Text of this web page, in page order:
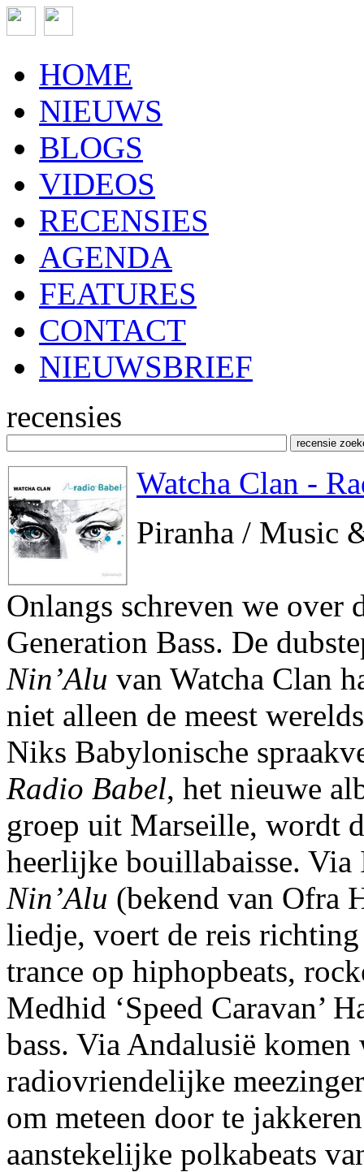
HOME
NIEUWS
BLOGS
VIDEOS
RECENSIES
AGENDA
FEATURES
CONTACT
NIEUWSBRIEF
recensies
Watcha Clan -
Piranha / Music
Onlangs schreven we over
Generation Bass. De
Nin’Alu van Watcha Clan
niet alleen de meest
Niks Babylonische
Radio Babel, het nieuwe
groep uit Marseille, wordt
heerlijke bouillabaisse. Via
Nin’Alu (bekend van Ofra
liedje, voert de reis
trance op hiphopbeats,
Medhid ‘Speed Caravan’
bass. Via Andalusië
radiovriendelijke
om meteen door te
aanstekelijke polkabeats